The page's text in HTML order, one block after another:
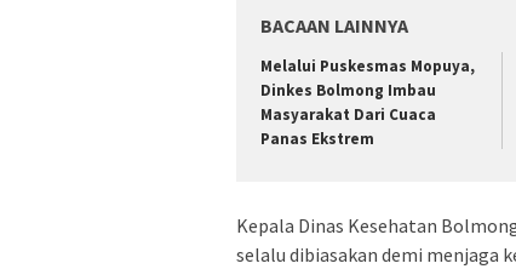
BACAAN LAINNYA
Melalui Puskesmas Mopuya,
Dinkes Bolmong Imbau
Masyarakat Dari Cuaca
Panas Ekstrem
Kepala Dinas Kesehatan
selalu dibiasakan demi menjaga